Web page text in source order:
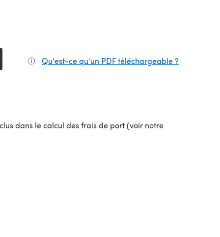
Qu'est-ce qu'un PDF téléchargeable ?
dans le calcul des frais de port (voir notre
onglet)